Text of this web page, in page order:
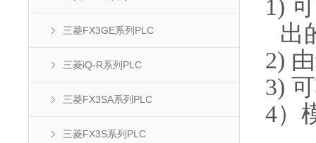
三菱FX3GE系列PLC
三菱iQ-R系列PLC
三菱FX3SA系列PLC
三菱FX3S系列PLC
1)
出
2)
3)
4）